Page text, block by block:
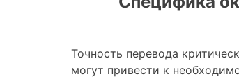
Точность перевода
могут привести к